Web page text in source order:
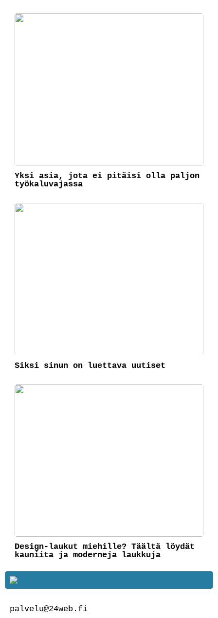
Yksi asia, jota ei pitäisi olla paljon
työkaluvajassa
Siksi sinun on luettava uutiset
Design-laukut miehille? Täältä löydät
kauniita ja moderneja laukkuja
palvelu@24web.fi